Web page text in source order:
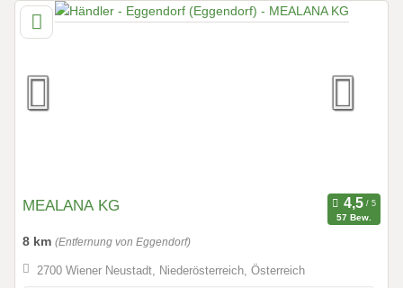
MEALANA KG
57 Bew.
8 km (Entfernung von Eggendorf)
2700 Wiener Neustadt, Niederösterreich, Österreich